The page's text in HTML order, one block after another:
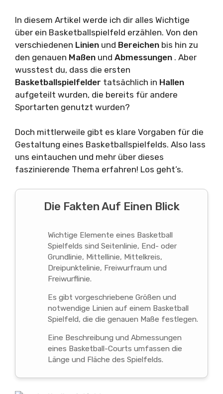
In diesem Artikel werde ich dir alles Wichtige
über ein Basketballspielfeld erzählen. Von den
verschiedenen Linien und Bereichen bis hin zu
den genauen Maßen und Abmessungen . Aber
wusstest du, dass die ersten
Basketballspielfelder tatsächlich in Hallen
aufgeteilt wurden, die bereits für andere
Sportarten genutzt wurden?
Doch mittlerweile gibt es klare Vorgaben für die
Gestaltung eines Basketballspielfelds. Also lass
uns eintauchen und mehr über dieses
faszinierende Thema erfahren! Los geht’s.
Die Fakten Auf Einen Blick
Wichtige Elemente eines Basketball
Spielfelds sind Seitenlinie, End- oder
Grundlinie, Mittellinie, Mittelkreis,
Dreipunktelinie, Freiwurfraum und
Freiwurflinie.
Es gibt vorgeschriebene Größen und
notwendige Linien auf einem Basketball
Spielfeld, die die genauen Maße festlegen.
Eine Beschreibung und Abmessungen
eines Basketball-Courts umfassen die
Länge und Fläche des Spielfelds.